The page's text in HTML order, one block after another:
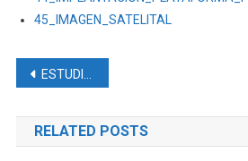
45_IMAGEN_SATELITAL
Navegación
de
entradas
ESTUDIO DE IMPACTO AMBIENTAL PARA LA FASE DE EXPLOTACIÓN DEL BLOQUE 88 PERICO, PARA LA CONSTRUCCIÓN DE 2 PLATAFORMAS, PERFORACIÓN DE POZOS DE EXPLOTACIÓN; AMPLIACIÓN DE LA PLATAFORMA PERICO 1 PARA LA INSTALACIÓN DE FACILIDADES DE PRODUCCIÓN Y REINYECCIÓN; CONSTRUCCIÓN DE VÍAS DE ACCESO, LÍNEA DE FLUJO Y CONEXIÓN DE PERICO 1 A LA RED NACIONAL ELÉCTRICA
RELATED POSTS